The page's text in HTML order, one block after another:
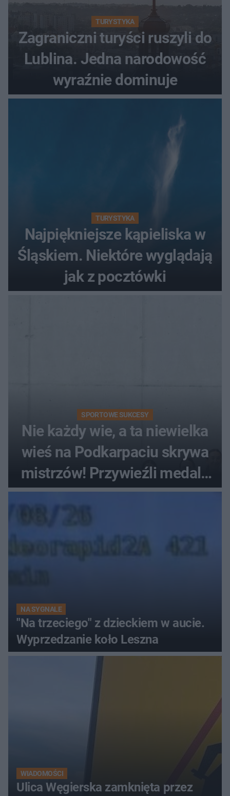
TURYSTYKA
Zagraniczni turyści ruszyli do
Lublina. Jedna narodowość
wyraźnie dominuje
TURYSTYKA
Najpiękniejsze kąpieliska w
Śląskiem. Niektóre wyglądają
jak z pocztówki
SPORTOWE SUKCESY
Nie każdy wie, a ta niewielka
wieś na Podkarpaciu skrywa
mistrzów! Przywieźli medale
z mistrzostw Europy
NA SYGNALE
"Na trzeciego" z dzieckiem w aucie.
Wyprzedzanie koło Leszna
WIADOMOŚCI
Ulica Węgierska zamknięta przez